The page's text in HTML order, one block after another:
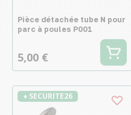
Pièce détachée tube N pour
parc à poules P001
5,00 €
♦ SECURITE26